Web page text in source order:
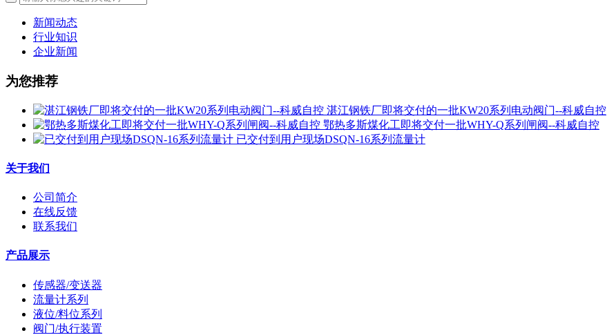
新闻动态
行业知识
企业新闻
为您推荐
湛江钢铁厂即将交付的一批KW20系列电动阀门--科威自控
鄂热多斯煤化工即将交付一批WHY-Q系列闸阀--科威自控
已交付到用户现场DSQN-16系列流量计
关于我们
公司简介
在线反馈
联系我们
产品展示
传感器/变送器
流量计系列
液位/料位系列
阀门/执行装置